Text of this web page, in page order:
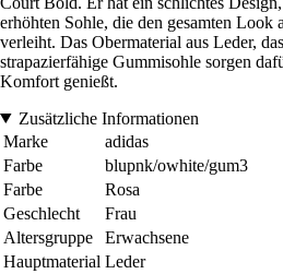
erhöhten Sohle, die den gesamten Look
verleiht. Das Obermaterial aus Leder,
strapazierfähige Gummisohle sorgen
Komfort genießt.
Zusätzliche Informationen
Marke
adidas
Farbe
blupnk/owhite/gum3
Farbe
Rosa
Geschlecht
Frau
Altersgruppe
Erwachsene
Hauptmaterial Leder